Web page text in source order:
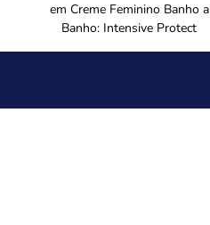
em Creme Feminino Banho a
Banho: Intensive Protect